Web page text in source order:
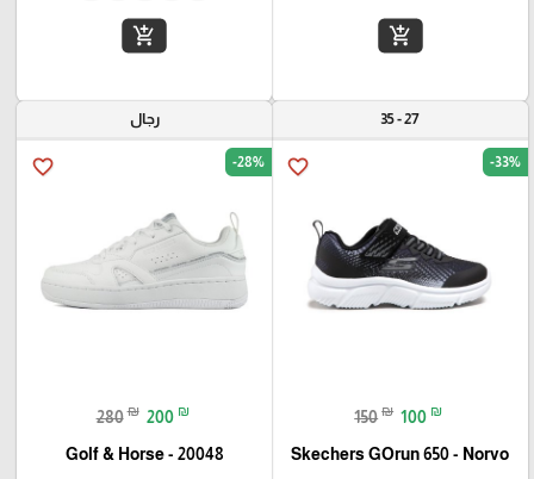
add_shopping_cart
add_shopping_cart
27 - 35
favorite_border -33%
150 ₪ 100 ₪
Skechers GOrun 650 - Norvo
رجال
favorite_border -28%
280 ₪ 200 ₪
Golf & Horse - 20048